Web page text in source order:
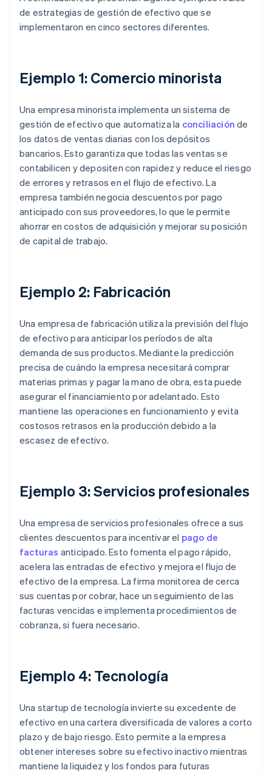
de estrategias de gestión de efectivo que se
implementaron en cinco sectores diferentes.
Ejemplo 1: Comercio minorista
Una empresa minorista implementa un sistema de
gestión de efectivo que automatiza la conciliación de
los datos de ventas diarias con los depósitos
bancarios. Esto garantiza que todas las ventas se
contabilicen y depositen con rapidez y reduce el riesgo
de errores y retrasos en el flujo de efectivo. La
empresa también negocia descuentos por pago
anticipado con sus proveedores, lo que le permite
ahorrar en costos de adquisición y mejorar su posición
de capital de trabajo.
Ejemplo 2: Fabricación
Una empresa de fabricación utiliza la previsión del flujo
de efectivo para anticipar los períodos de alta
demanda de sus productos. Mediante la predicción
precisa de cuándo la empresa necesitará comprar
materias primas y pagar la mano de obra, esta puede
asegurar el financiamiento por adelantado. Esto
mantiene las operaciones en funcionamiento y evita
costosos retrasos en la producción debido a la
escasez de efectivo.
Ejemplo 3: Servicios profesionales
Una empresa de servicios profesionales ofrece a sus
clientes descuentos para incentivar el pago de
facturas anticipado. Esto fomenta el pago rápido,
acelera las entradas de efectivo y mejora el flujo de
efectivo de la empresa. La firma monitorea de cerca
sus cuentas por cobrar, hace un seguimiento de las
facturas vencidas e implementa procedimientos de
cobranza, si fuera necesario.
Ejemplo 4: Tecnología
Una startup de tecnología invierte su excedente de
efectivo en una cartera diversificada de valores a corto
plazo y de bajo riesgo. Esto permite a la empresa
obtener intereses sobre su efectivo inactivo mientras
mantiene la liquidez y los fondos para futuras